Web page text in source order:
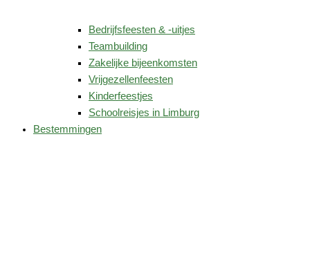
Bedrijfsfeesten & -uitjes
Teambuilding
Zakelijke bijeenkomsten
Vrijgezellenfeesten
Kinderfeestjes
Schoolreisjes in Limburg
Bestemmingen